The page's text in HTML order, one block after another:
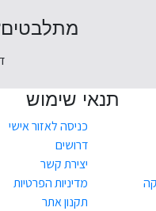
תנאי שימוש
כניסה לאזור אישי
דרושים
יצירת קשר
מדיניות הפרטיות
תקנון אתר